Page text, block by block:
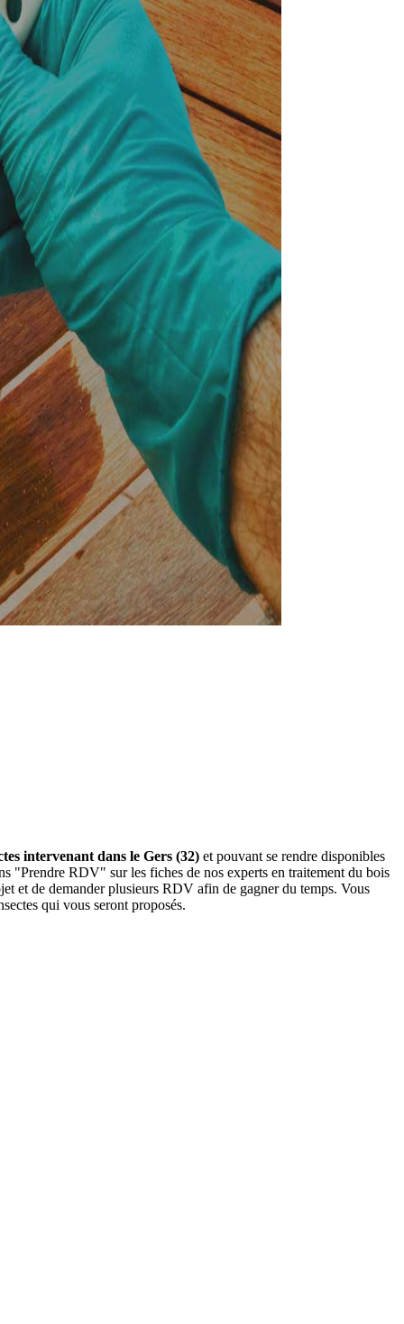
intervenant dans le Gers (32) et pouvant se rendre disponibles
"Prendre RDV" sur les fiches de nos experts en traitement du bois
et de demander plusieurs RDV afin de gagner du temps. Vous
qui vous seront proposés.